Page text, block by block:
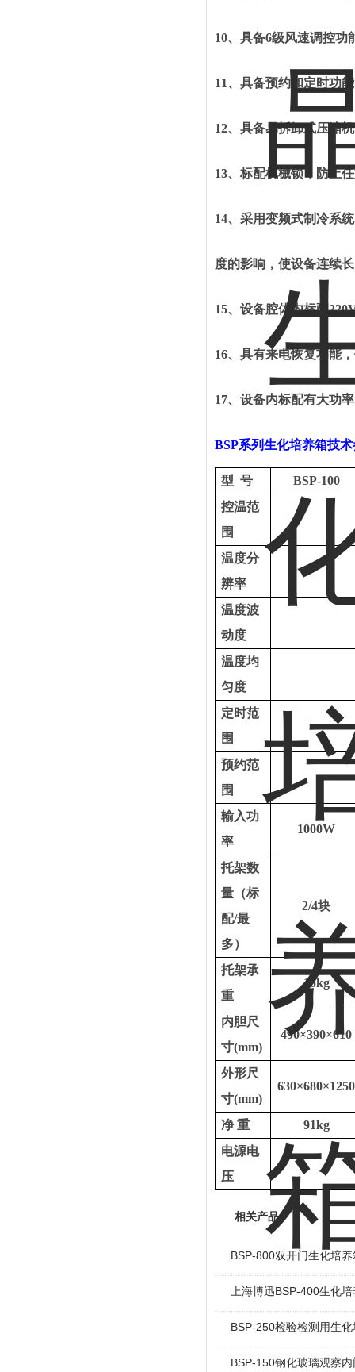
10、 具备6级风速调控功
11、 具备预约和定时功
12、 具备易拆卸式压缩
13、 标配机械锁，防止
14、 采用变频式制冷系
度的影响，使设备连续
15、 设备腔体内标配
16、 具有来电恢复功能
17、 设备内标配有大功
BSP系列生化培养箱技
型 号
BSP-100
控温范
围
温度分
辨率
温度波
动度
温度均
匀度
定时范
围
预约范
围
输入功
率
1000W
托架数
量（标
配/最
多）
2/4块
托架承
重
15kg
内胆尺
寸(mm)
490×390×610
外形尺
寸(mm)
630×680×1250
净 重
91kg
电源电
压
相关产品
BSP-800双开门生化培养
上海博迅BSP-400生化
BSP-250检验检测用生
BSP-150钢化玻璃观察